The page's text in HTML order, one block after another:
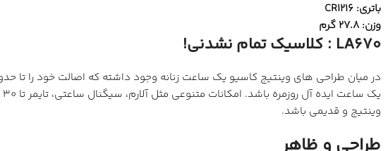
باتری: CR1216
وزن: 27.8 گرم
LA670 : کلاسیک تمام نشدنی!
وینتیج و قدیمی باشد.
طراحی و ظاهر